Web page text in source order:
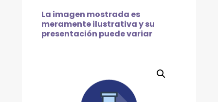
L
cantidad
La imagen mostrada es
meramente ilustrativa y su
presentación puede variar